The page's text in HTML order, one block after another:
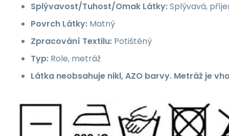
Splývavost/Tuhost/Omak Látky:Splývavá,
Povrch Látky: Matný
Zpracování Textilu: Potištěný
Typ: Role, metráž
Látka neobsahuje nikl, AZO barvy. Metráž je